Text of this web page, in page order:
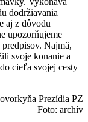
dodržiavania
aj z dôvodu
upozorňujeme
Najmä,
svoje konanie a
cieľa svojej cesty
Prezídia PZ
Foto: archív